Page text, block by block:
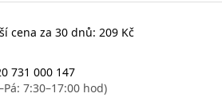
cena za 30 dnů: 209 Kč
731 000 147
7:30–17:00 hod)